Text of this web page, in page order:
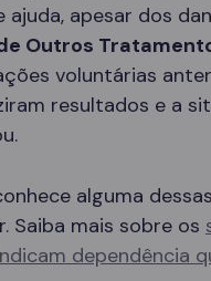
ajuda, apesar dos
Outros
voluntárias
resultados e a
alguma
Saiba mais sobre os
dependência